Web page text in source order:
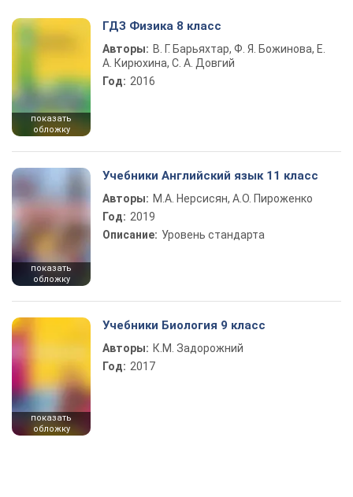
показать
обложку
ГДЗ Физика 8 класс
Авторы: В. Г. Барьяхтар, Ф. Я. Божинова, Е.
А. Кирюхина, С. А. Довгий
Год: 2016
показать
обложку
Учебники Английский язык 11 класс
Авторы: М.А. Нерсисян, А.О. Пироженко
Год: 2019
Описание: Уровень стандарта
показать
обложку
Учебники Биология 9 класс
Авторы: К.М. Задорожний
Год: 2017